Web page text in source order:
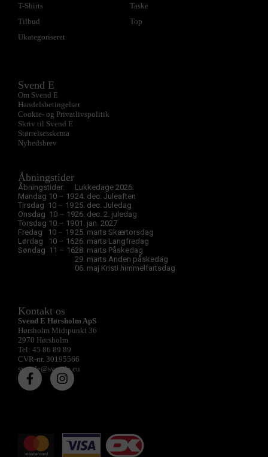
T-Shirts
Taske
Tilbud
Top
Ukategoriseret
Svend E
Om Svend E
Handelsbetingelser
Cookie- og Privatlivspolitik
Skriv til Svend E
Størrelsesskema
Nyhedsbrev
Åbningstider
Åbningstider:
Mandag 10 – 19
Tirsdag 10 – 19
Onsdag 10 – 19
Torsdag 10 – 19
Fredag 10 – 19
Lørdag 10 – 16
Søndag 11 – 16
Lukkedage 2026:
24. dec. Juleaften
25. dec. Juledag
26. dec. 2. juledag
01. jan. 2027
25. marts Skærtorsdag
26. marts Langfredag
28. marts Påskedag
29. marts Anden påskedag
06. maj Kristi himmelfartsdag
Kontakt os
Svend E Hørsholm ApS
Hørsholm Midtpunkt 36
2970 Hørsholm
Tel: 45 86 89 89
CVR-nr. 30195566
svende@svende.eu